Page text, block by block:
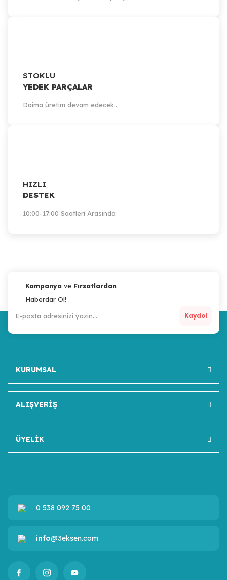
STOKLU
YEDEK PARÇALAR
Daima üretim devam edecek..
HIZLI
DESTEK
10:00-17:00 Saatleri Arasında
Kampanya ve Fırsatlardan
Haberdar Ol!
Kaydol
KURUMSAL
ALIŞVERİŞ
ÜYELİK
0 538 092 75 00
info@3eksen.com